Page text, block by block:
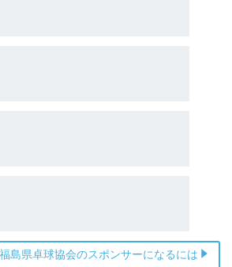
島県卓球協会のスポンサーになるには